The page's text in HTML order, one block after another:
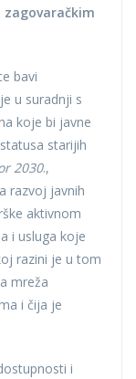
zagovaračkim
bavi
u suradnji s
koje bi javne
starijih
2030.,
razvoj javnih
aktivnom
i usluga koje
razini je u tom
mreža
i čija je
i